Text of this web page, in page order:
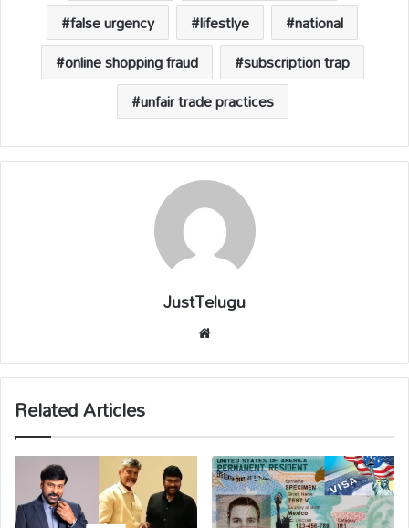
false urgency
lifestlye
national
online shopping fraud
subscription trap
unfair trade practices
JustTelugu
bsi
te
Related Articles